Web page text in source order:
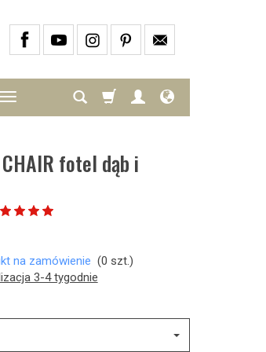
CHAIR fotel dąb i
na zamówienie (0 szt.)
3-4 tygodnie